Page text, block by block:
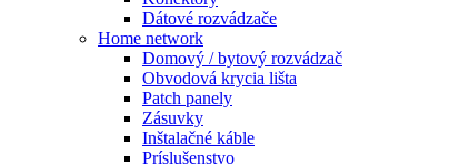
Dátové rozvádzače
Home network
Domový / bytový rozvádzač
Obvodová krycia lišta
Patch panely
Zásuvky
Inštalačné káble
Príslušenstvo